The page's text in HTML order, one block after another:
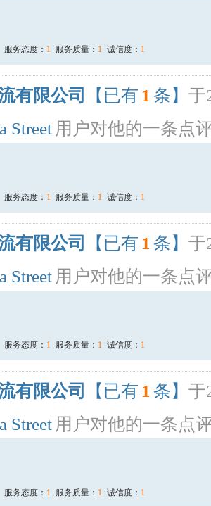
服务态度： 1 服务质量： 1 诚信度： 1
有限公司 【已有 1 条】 于
Street 用户对他的一条点
服务态度： 1 服务质量： 1 诚信度： 1
有限公司 【已有 1 条】 于
Street 用户对他的一条点
服务态度： 1 服务质量： 1 诚信度： 1
有限公司 【已有 1 条】 于
Street 用户对他的一条点
服务态度： 1 服务质量： 1 诚信度： 1